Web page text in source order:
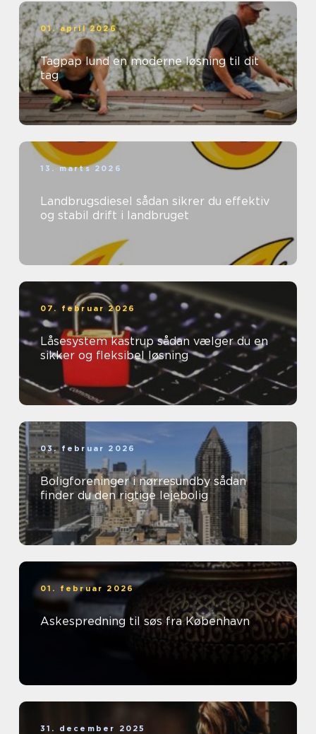
01. april 2026
Tagpap lund en moderne løsning til dit
tag
13. marts 2026
Landbrugsdiesel sådan sikrer du effektiv
og stabil drift i landbruget
07. februar 2026
Låsesystem kastrup sådan vælger du en
sikker og fleksibel løsning
03. februar 2026
Boligforeninger i nørresundby sådan
finder du den rigtige lejebolig
01. februar 2026
Askespredning til søs fra København
31. december 2025